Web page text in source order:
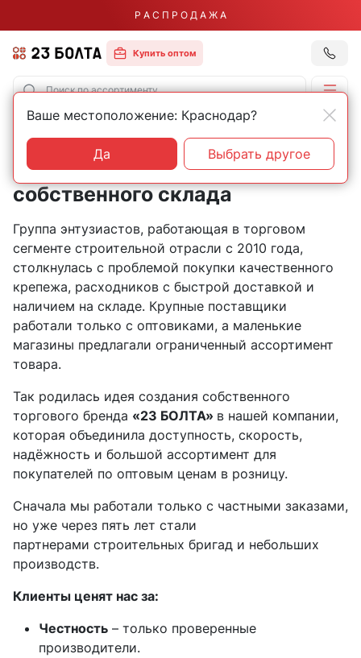
Р А С П Р О Д А Ж А
Купить оптом
Главная О нас История компании
История компании: от
маленького магазина до
собственного склада
Группа энтузиастов, работающая в торговом
сегменте строительной отрасли с 2010 года,
столкнулась с проблемой покупки качественного
крепежа, расходников с быстрой доставкой и
наличием на складе. Крупные поставщики
работали только с оптовиками, а маленькие
магазины предлагали ограниченный ассортимент
товара.
Так родилась идея создания собственного
торгового бренда «23 БОЛТА» в нашей компании,
которая объединила доступность, скорость,
надёжность и большой ассортимент для
покупателей по оптовым ценам в розницу.
Сначала мы работали только с частными заказами,
но уже через пять лет стали
партнерами строительных бригад и небольших
производств.
Клиенты ценят нас за:
Честность – только проверенные
производители.
Ваше местоположение: Краснодар?
Да Выбрать другое